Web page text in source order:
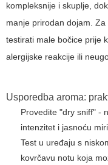
kompleksnije i skuplje,
manje prirodan dojam.
testirati male bočice prije
alergijske reakcije ili
Usporedba aroma:
Provedite "dry sniff" -
intenzitet i jasnoću
Test u uređaju s
kovrčavu notu koja